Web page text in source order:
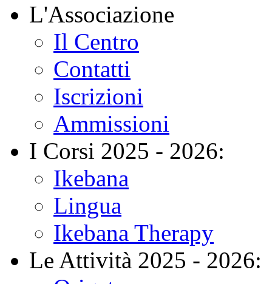
L'Associazione
Il Centro
Contatti
Iscrizioni
Ammissioni
I Corsi 2025 - 2026:
Ikebana
Lingua
Ikebana Therapy
Le Attività 2025 - 2026: